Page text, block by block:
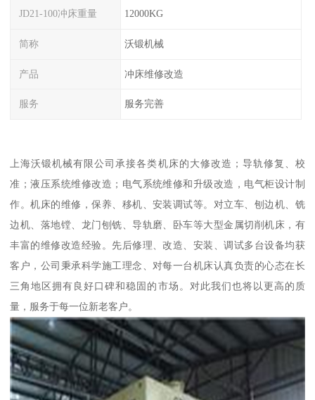
JD21-100冲床重量 12000KG
简称 沃锻机械
产品 冲床维修改造
服务 服务完善
上海沃锻机械有限公司承接各类机床的大修改造；导轨修复、校
准；液压系统维修改造；电气系统维修和升级改造，电气柜设计制
作。机床的维修，保养、移机、安装调试等。对立车、刨边机、铣
边机、落地镗、龙门刨铣、导轨磨、卧车等大型金属切削机床，有
丰富的维修改造经验。先后修理、改造、安装、调试多台设备均获
客户，公司秉承科学施工理念、对每一台机床认真负责的心态在长
三角地区拥有良好口碑和稳固的市场。对此我们也将以更高的质
量，服务于每一位新老客户。